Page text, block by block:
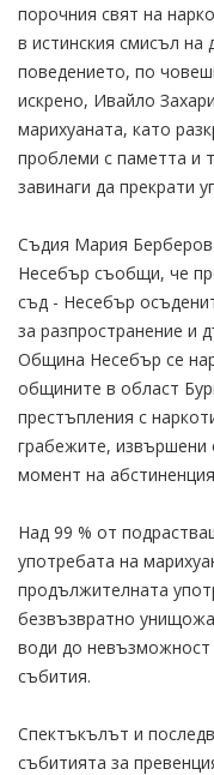
порочния свят на
в истинския смисъл на
поведението, по
искрено, Ивайло
марихуаната, като
проблеми с паметта и
завинаги да прекрати
Съдия Мария
Несебър съобщи, че
съд - Несебър
за разпространение и
Община Несебър се
общините в област
престъпления с
грабежите, извършени
момент на
Над 99 % от
употребата на
продължителната
безвъзвратно
води до невъзможност
събития.
Спектъкълът и
събитията за